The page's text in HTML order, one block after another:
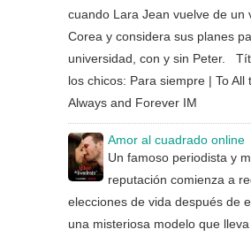
cuando Lara Jean vuelve de un
Corea y considera sus planes
universidad, con y sin Peter.
los chicos: Para siempre | To All
Always and Forever IM
Amor al cuadrado online
Un famoso periodista y
reputación comienza a
elecciones de vida después de
una misteriosa modelo que